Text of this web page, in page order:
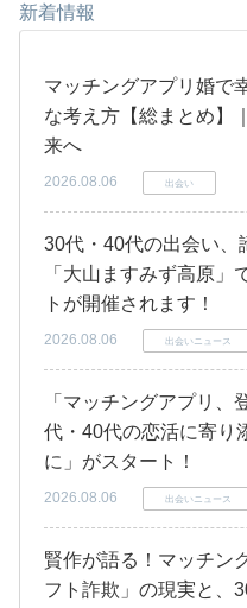
新着情報
マッチングアプリ婚で
な考え方【総まとめ】
来へ
2026.08.06 出会い
30代・40代の出会い、
「大山ますみず高原」
トが開催されます！
2026.08.06 出会いニュース
「マッチングアプリ
代・40代の恋活に寄り
に」がスタート！
2026.08.06 出会いニュース
賢作が語る！マッチン
フト詐欺」の現実と、